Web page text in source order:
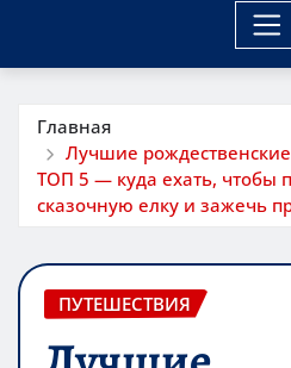
Главная
Лучшие
ТОП 5 — куда ехать, чтобы
сказочную елку и зажечь
ПУТЕШЕСТВИЯ